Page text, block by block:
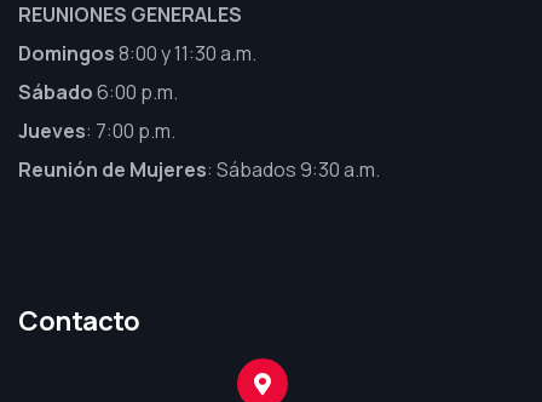
REUNIONES GENERALES
Domingos8:00 y 11:30 a.m.
Sábado6:00 p.m.
Jueves: 7:00 p.m.
Reunión de Mujeres: Sábados 9:30 a.m.
Contacto